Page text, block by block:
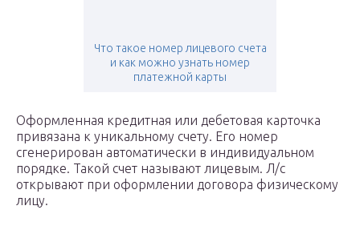
Что такое номер лицевого счета
и как можно узнать номер
платежной карты
Оформленная кредитная или дебетовая карточка
привязана к уникальному счету. Его номер
сгенерирован автоматически в индивидуальном
порядке. Такой счет называют лицевым. Л/с
открывают при оформлении договора физическому
лицу.